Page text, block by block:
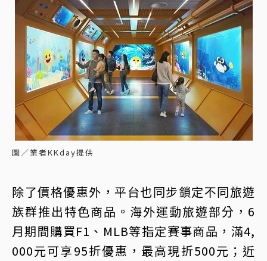
圖／業者KKday提供
除了價格優惠外，平台也同步鎖定不同旅遊
族群推出特色商品。海外運動旅遊部分，6
月期間購買F1、MLB等指定賽事商品，滿4,
000元可享95折優惠，最高現折500元；近